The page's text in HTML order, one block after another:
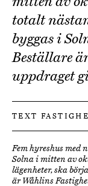
totalt
byggas i
Beställare
uppdraget
TEXT
Fem hyreshus med
Solna i mitten av
lägenheter, ska
är Wåhlins